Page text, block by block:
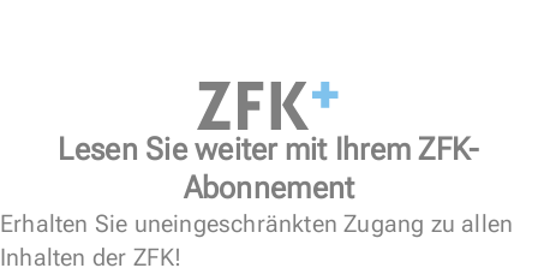
Lesen Sie weiter mit Ihrem ZFK-
Abonnement
Erhalten Sie uneingeschränkten Zugang zu allen
Inhalten der ZFK!